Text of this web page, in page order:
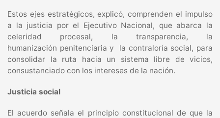
Estos ejes estratégicos, explicó, comprenden el impulso
a la justicia por el Ejecutivo Nacional, que abarca la
celeridad procesal, la transparencia, la
humanización penitenciaria y la contraloría social, para
consolidar la ruta hacia un sistema libre de vicios,
consustanciado con los intereses de la nación.
Justicia social
El acuerdo señala el principio constitucional de que la